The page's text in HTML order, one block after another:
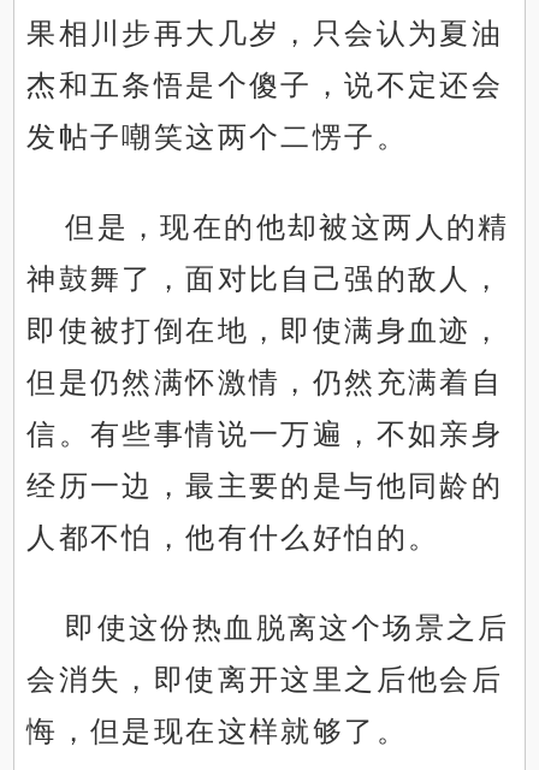
果相川步再大几岁，只会认为夏油
杰和五条悟是个傻子，说不定还会
发帖子嘲笑这两个二愣子。
但是，现在的他却被这两人的精
神鼓舞了，面对比自己强的敌人，
即使被打倒在地，即使满身血迹，
但是仍然满怀激情，仍然充满着自
信。有些事情说一万遍，不如亲身
经历一边，最主要的是与他同龄的
人都不怕，他有什么好怕的。
即使这份热血脱离这个场景之后
会消失，即使离开这里之后他会后
悔，但是现在这样就够了。